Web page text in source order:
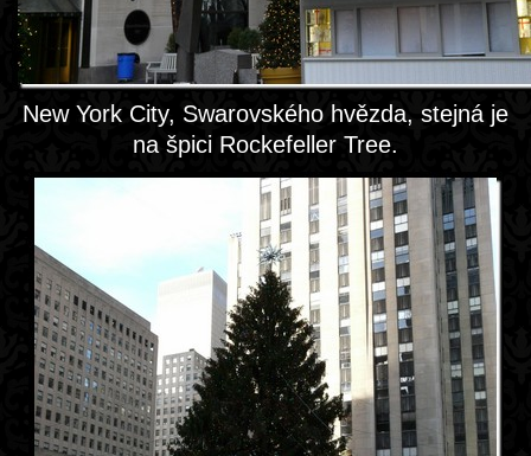
New York City, Swarovského hvězda, stejná je
na špici Rockefeller Tree.